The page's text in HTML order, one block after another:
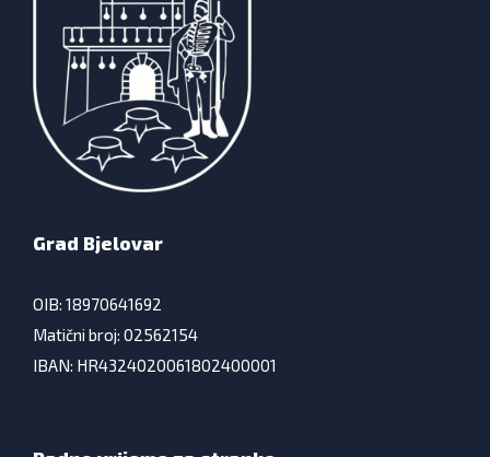
Grad Bjelovar
OIB: 18970641692
Matični broj: 02562154
IBAN: HR4324020061802400001